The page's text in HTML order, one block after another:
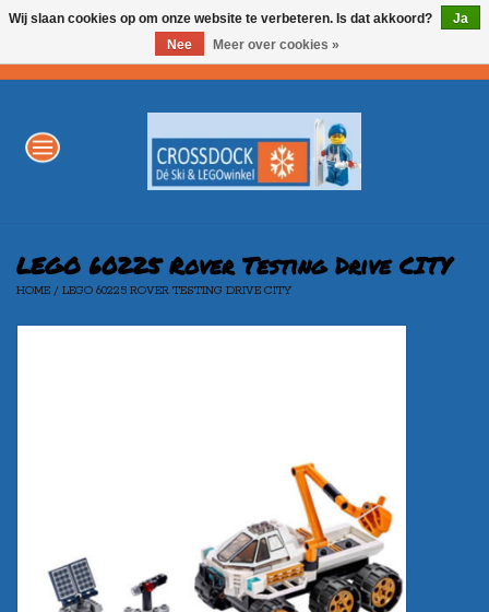
WINTERSPORT
LEGO
AKTIE
LEGO 60225 Rover Testing Drive CITY
HOME / LEGO 60225 ROVER TESTING DRIVE CITY
Wij slaan cookies op om onze website te verbeteren. Is dat akkoord?
Ja
Nee
Meer over cookies »